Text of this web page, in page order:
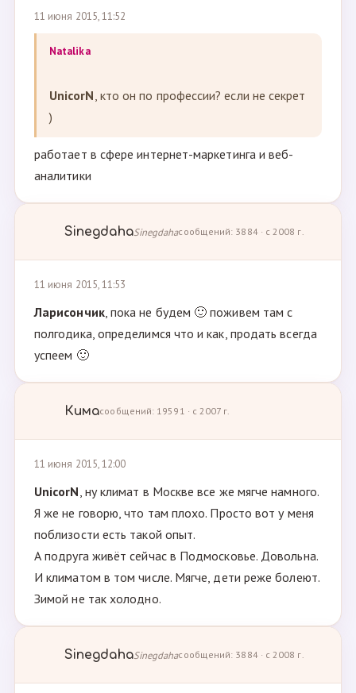
11 июня 2015, 11:52
Natalika
UnicorN, кто он по профессии? если не секрет
)
работает в сфере интернет-маркетинга и веб-
аналитики
SinegdahaSinegdahaсообщений: 3884 · с 2008 г.
11 июня 2015, 11:53
Ларисончик, пока не будем 🙂 поживем там с
полгодика, определимся что и как, продать всегда
успеем 🙂
Кимасообщений: 19591 · с 2007 г.
11 июня 2015, 12:00
UnicorN, ну климат в Москве все же мягче намного.
Я же не говорю, что там плохо. Просто вот у меня
поблизости есть такой опыт.
А подруга живёт сейчас в Подмосковье. Довольна.
И климатом в том числе. Мягче, дети реже болеют.
Зимой не так холодно.
SinegdahaSinegdahaсообщений: 3884 · с 2008 г.